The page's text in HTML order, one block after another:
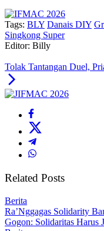
Tags: BLY Danais DIY
Singkong Super
Editor: Billy
Tolak Tantangan Duel,
Related Posts
Berita
Ra’Nggagas Solidarity
Gogon: Solidaritas Harus